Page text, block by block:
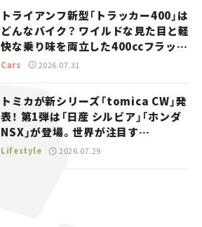
トライアンフ新型「トラッカー400」は
どんなバイク？ ワイルドな見た目と軽
快な乗り味を両立した400ccフラット
トラッカー【試乗レビュー】
Cars 2026.07.31
トミカが新シリーズ「tomica CW」発
表！ 第1弾は「日産 シルビア」「ホンダ
NSX」が登場。世界が注目す
る“JDM”に焦点【クルマとホビー】
Lifestyle 2026.07.29